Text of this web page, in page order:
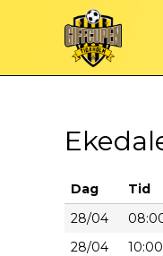
Dag Tid
28/04
28/04
10:00